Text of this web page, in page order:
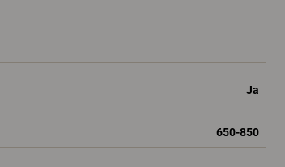
Ja
650-850